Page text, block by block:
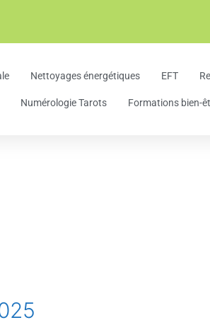
Nettoyages énergétiques EFT
Numérologie Tarots Formations bien-